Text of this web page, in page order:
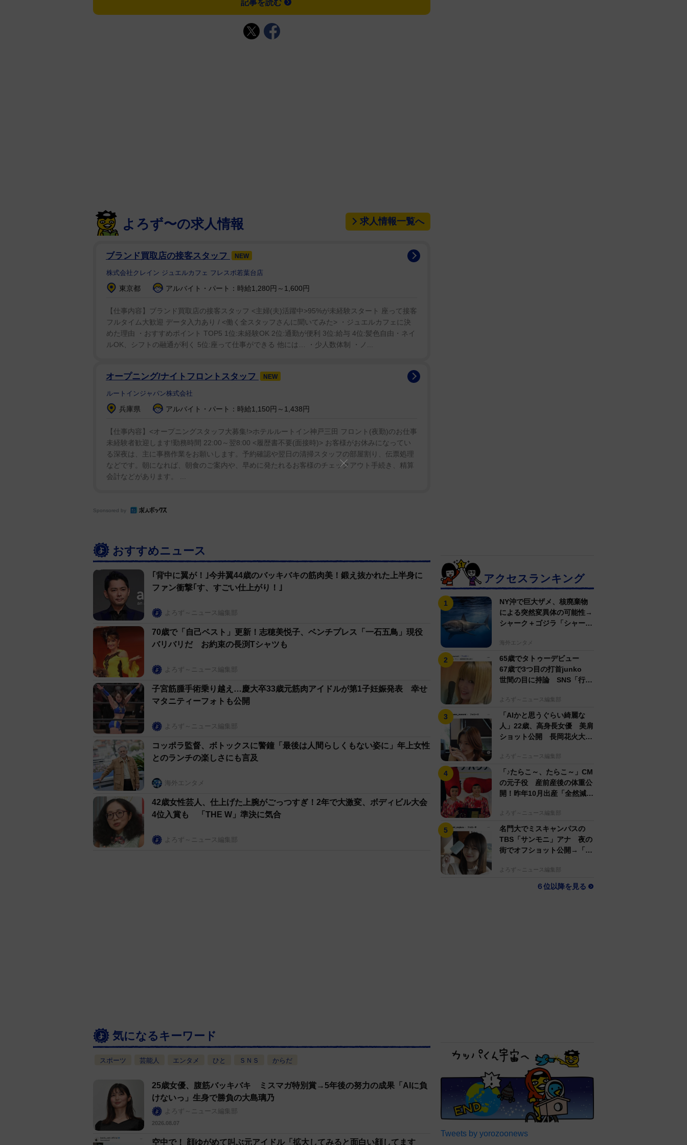
記事を読む
よろず〜の求人情報 求人情報一覧へ
ブランド買取店の接客スタッフ NEW
株式会社クレイン ジュエルカフェ フレスポ若葉台店
東京都 アルバイト・パート：時給1,280円～1,600円
【仕事内容】ブランド買取店の接客スタッフ <主婦(夫)活躍中>95%が未経験スタート 座って接客
フルタイム大歓迎 データ入力あり / <働く全スタッフさんに聞いてみた> ・ジュエルカフェに決
めた理由 ・おすすめポイント TOP5 1位:未経験OK 2位:通勤が便利 3位:給与 4位:髪色自由・ネイ
ルOK、シフトの融通が利く 5位:座って仕事ができる 他には… ・少人数体制 ・ノ...
オープニング/ナイトフロントスタッフ NEW
ルートインジャパン株式会社
兵庫県 アルバイト・パート：時給1,150円～1,438円
【仕事内容】<オープニングスタッフ大募集!>ホテルルートイン神戸三田 フロント(夜勤)のお仕事
未経験者歓迎します!勤務時間 22:00～翌8:00 <履歴書不要(面接時)> お客様がお休みになってい
る深夜は、主に事務作業をお願いします。予約確認や翌日の清掃スタッフの部屋割り、伝票処理
などです。朝になれば、朝食のご案内や、早めに発たれるお客様のチェックアウト手続き、精算
会計などがあります。 ...
Sponsored by
おすすめニュース
｢背中に翼が！｣今井翼44歳のバッキバキの筋肉美！鍛え抜かれた上半身に
ファン衝撃｢す、すごい仕上がり！｣
よろず～ニュース編集部
70歳で「自己ベスト」更新！志穂美悦子、ベンチプレス「一石五鳥」現役
バリバリだ お約束の長渕Tシャツも
よろず～ニュース編集部
子宮筋腫手術乗り越え…慶大卒33歳元筋肉アイドルが第1子妊娠発表 幸せ
マタニティーフォトも公開
よろず～ニュース編集部
コッポラ監督、ボトックスに警鐘「最後は人間らしくもない姿に」年上女性
とのランチの楽しさにも言及
海外エンタメ
42歳女性芸人、仕上げた上腕がごっつすぎ！2年で大激変、ボディビル大会
4位入賞も 「THE W」準決に気合
よろず～ニュース編集部
気になるキーワード
スポーツ 芸能人 エンタメ ひと ＳＮＳ からだ
25歳女優、腹筋バッキバキ ミスマガ特別賞→5年後の努力の成果「AIに負
けないっ」生身で勝負の大島璃乃
よろず～ニュース編集部
2026.08.07
空中で！ 顔ゆがめて叫ぶ元アイドル「拡大してみると面白い顔してます
アクセスランキング
NY沖で巨大ザメ、核廃棄物
による突然変異体の可能性→
シャーク＋ゴジラ「シャーク
海外エンタメ
65歳でタトゥーデビュー
67歳で3つ目の打首junko
世間の目に持論 SNS「行動
よろず～ニュース編集部
「AIかと思うぐらい綺麗な
人」22歳、高身長女優 美肩
ショット公開 長岡花火大会
よろず～ニュース編集部
「♪たらこ～、たらこ～」CM
の元子役 産前産後の体重公
開！昨年10月出産「全然減ら
よろず～ニュース編集部
名門大でミスキャンパスの
TBS「サンモニ」アナ 夜の
街でオフショット公開→「ノ
よろず～ニュース編集部
６位以降を見る
Tweets by yorozoonews